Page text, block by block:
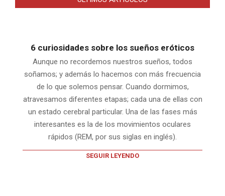
6 curiosidades sobre los sueños eróticos
Aunque no recordemos nuestros sueños, todos
soñamos; y además lo hacemos con más frecuencia
de lo que solemos pensar. Cuando dormimos,
atravesamos diferentes etapas; cada una de ellas con
un estado cerebral particular. Una de las fases más
interesantes es la de los movimientos oculares
rápidos (REM, por sus siglas en inglés).
SEGUIR LEYENDO